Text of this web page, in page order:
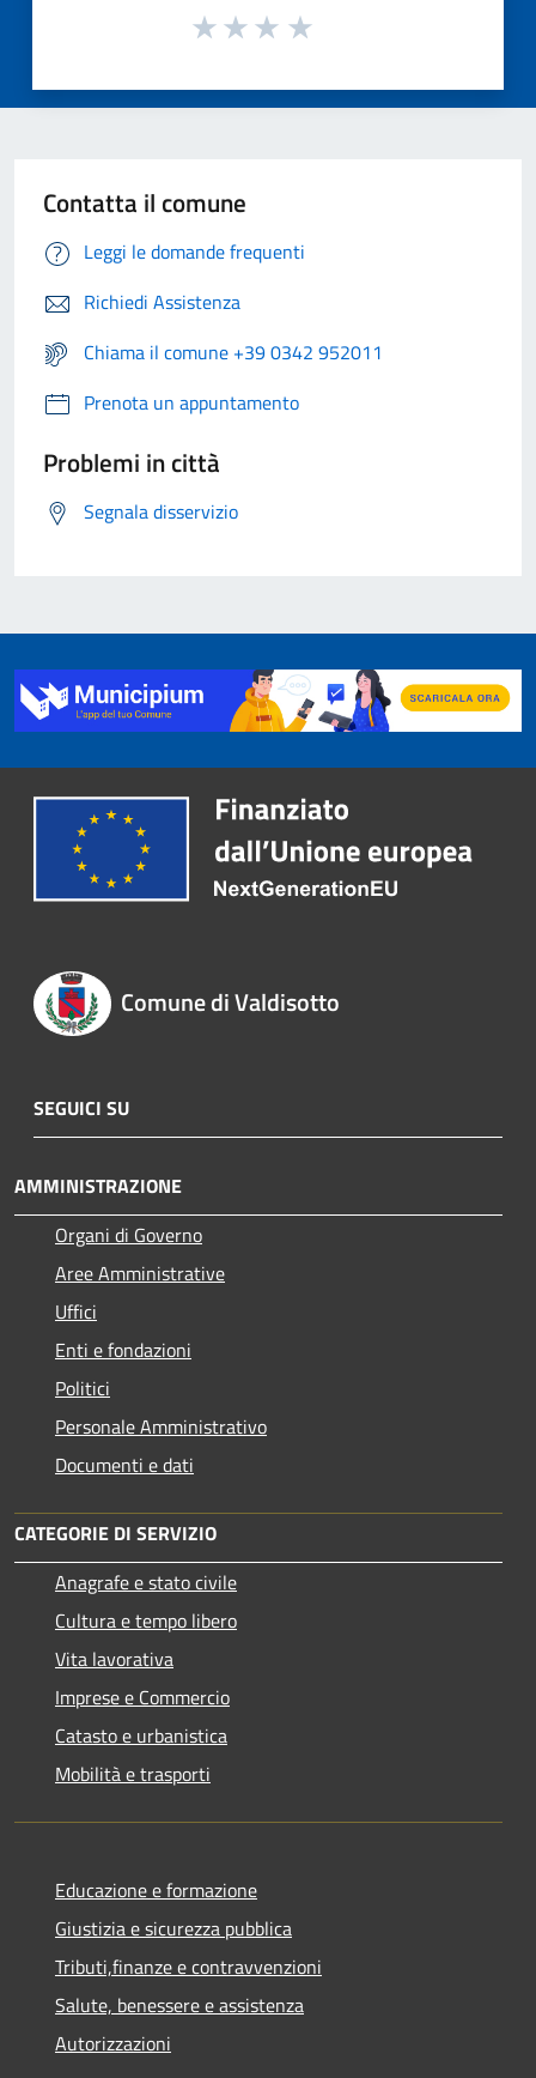
Contatta il comune
Leggi le domande frequenti
Richiedi Assistenza
Chiama il comune +39 0342 952011
Prenota un appuntamento
Problemi in città
Segnala disservizio
Comune di Valdisotto
SEGUICI SU
AMMINISTRAZIONE
Organi di Governo
Aree Amministrative
Uffici
Enti e fondazioni
Politici
Personale Amministrativo
Documenti e dati
CATEGORIE DI SERVIZIO
Anagrafe e stato civile
Cultura e tempo libero
Vita lavorativa
Imprese e Commercio
Catasto e urbanistica
Mobilità e trasporti
Educazione e formazione
Giustizia e sicurezza pubblica
Tributi,finanze e contravvenzioni
Salute, benessere e assistenza
Autorizzazioni